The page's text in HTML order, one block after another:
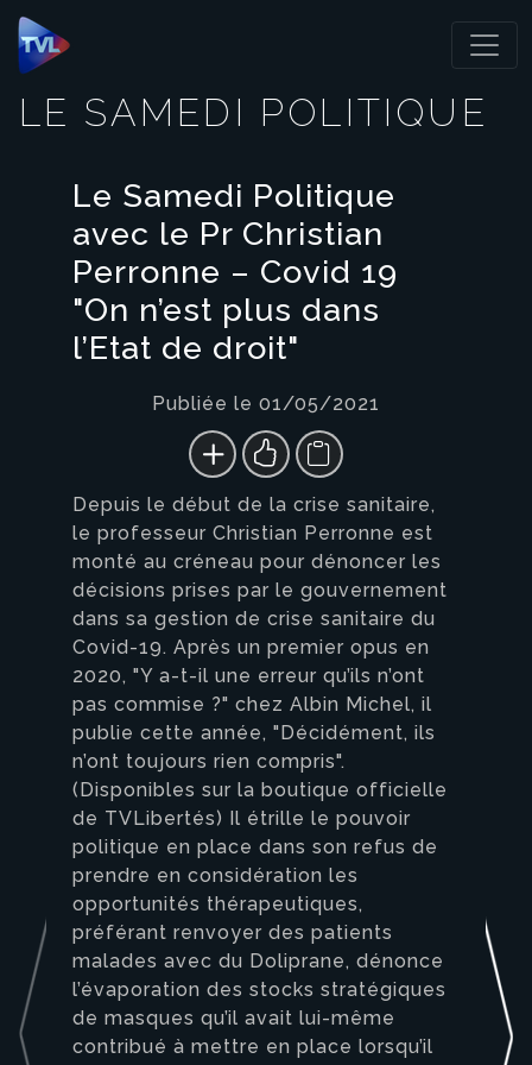
Panneau de gestion des cookies
LE SAMEDI POLITIQUE
Le Samedi Politique
avec le Pr Christian
Perronne – Covid 19
"On n’est plus dans
l’Etat de droit"
Publiée le 01/05/2021
Depuis le début de la crise sanitaire,
le professeur Christian Perronne est
monté au créneau pour dénoncer les
décisions prises par le gouvernement
dans sa gestion de crise sanitaire du
Covid-19. Après un premier opus en
2020, "Y a-t-il une erreur qu’ils n’ont
pas commise ?" chez Albin Michel, il
publie cette année, "Décidément, ils
n’ont toujours rien compris".
(Disponibles sur la boutique officielle
de TVLibertés) Il étrille le pouvoir
politique en place dans son refus de
prendre en considération les
opportunités thérapeutiques,
préférant renvoyer des patients
malades avec du Doliprane, dénonce
l’évaporation des stocks stratégiques
de masques qu’il avait lui-même
contribué à mettre en place lorsqu’il